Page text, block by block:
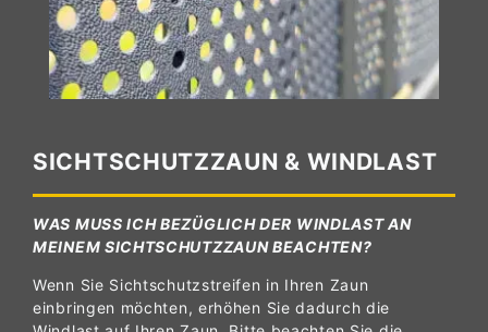
SICHTSCHUTZZAUN & WINDLAST
WAS MUSS ICH BEZÜGLICH DER WINDLAST AN
MEINEM SICHTSCHUTZZAUN BEACHTEN?
Wenn Sie Sichtschutzstreifen in Ihren Zaun
einbringen möchten, erhöhen Sie dadurch die